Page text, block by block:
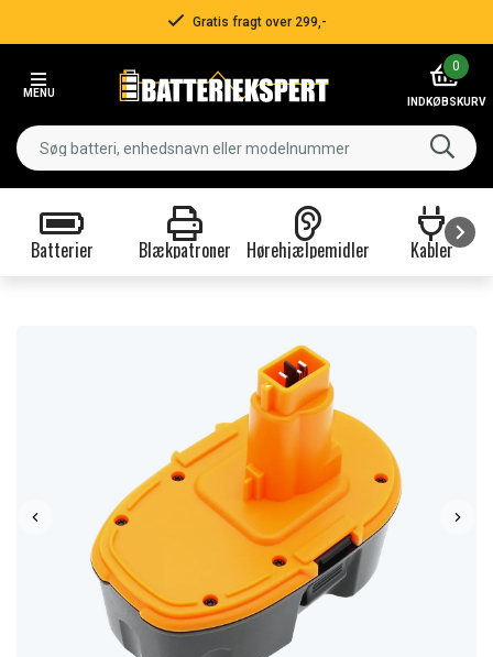
Gratis fragt over 299,-
MENU
0
INDKØBSKURV
Batterier Blækpatroner Hørehjælpemidler Kabler